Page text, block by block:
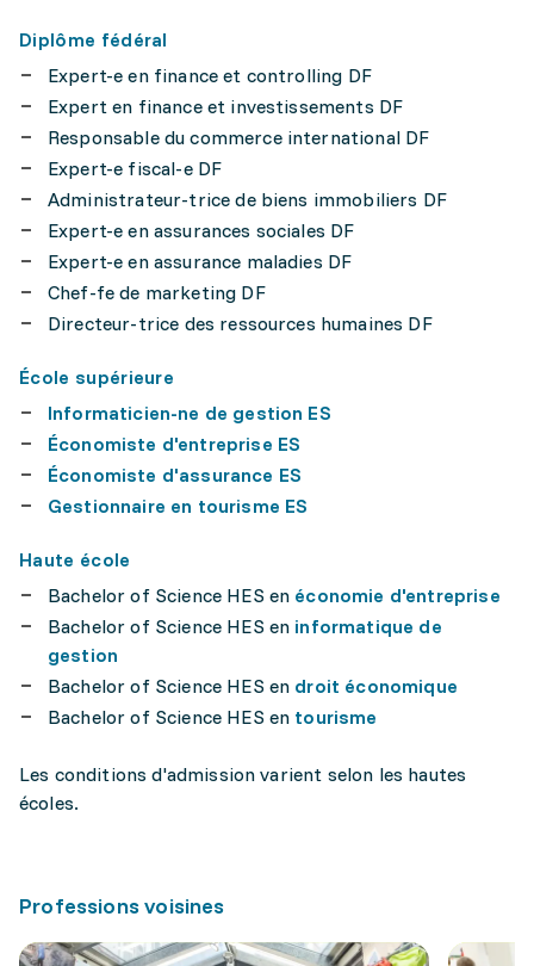
Diplôme fédéral
Expert-e en finance et controlling DF
Expert en finance et investissements DF
Responsable du commerce international DF
Expert-e fiscal-e DF
Administrateur-trice de biens immobiliers DF
Expert-e en assurances sociales DF
Expert-e en assurance maladies DF
Chef-fe de marketing DF
Directeur-trice des ressources humaines DF
École supérieure
Informaticien-ne de gestion ES
Économiste d'entreprise ES
Économiste d'assurance ES
Gestionnaire en tourisme ES
Haute école
Bachelor of Science HES en économie d'entreprise
Bachelor of Science HES en informatique de
gestion
Bachelor of Science HES en droit économique
Bachelor of Science HES en tourisme
Les conditions d'admission varient selon les hautes
écoles.
Professions voisines